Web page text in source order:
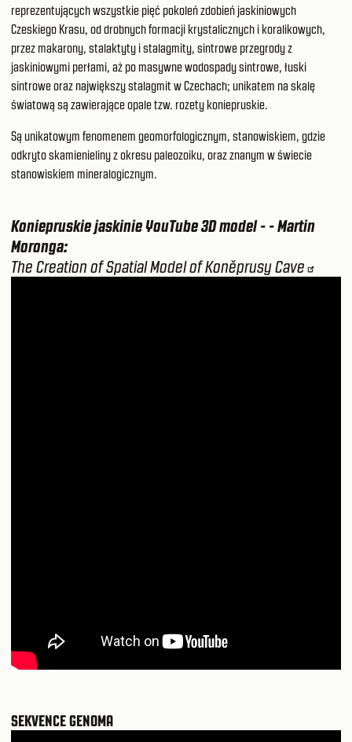
reprezentujących wszystkie pięć pokoleń zdobień jaskiniowych
Czeskiego Krasu, od drobnych formacji krystalicznych i koralikowych,
przez makarony, stalaktyty i stalagmity, sintrowe przegrody z
jaskiniowymi perłami, aż po masywne wodospady sintrowe, łuski
sintrowe oraz największy stalagmit w Czechach; unikatem na skalę
światową są zawierające opale tzw. rozety koniepruskie.
Są unikatowym fenomenem geomorfologicznym, stanowiskiem, gdzie
odkryto skamienieliny z okresu paleozoiku, oraz znanym w świecie
stanowiskiem mineralogicznym.
Koniepruskie jaskinie YouTube 3D model - - Martin
Moronga:
The Creation of Spatial Model of Koněprusy Cave
SEKVENCE GENOMA